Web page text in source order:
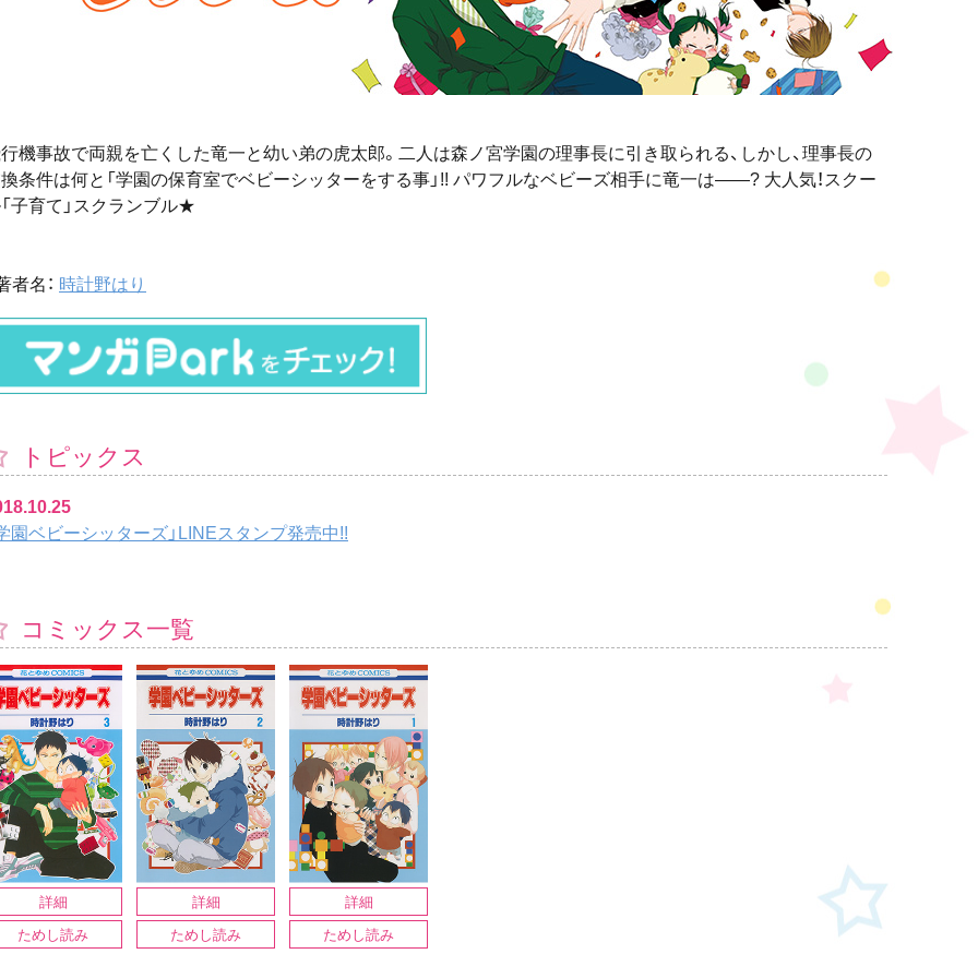
機事故で両親を亡くした竜一と幼い弟の虎太郎。二人は森ノ宮学園の理事長に引き取られる、しかし、理事長の
条件は何と「学園の保育室でベビーシッターをする事」!! パワフルなベビーズ相手に竜一は――? 大人気！スクー
子育て」スクランブル★
者名： 時計野はり
トピックス
園ベビーシッターズ」LINEスタンプ発売中!!
コミックス一覧
詳細
ためし読み
詳細
ためし読み
詳細
ためし読み